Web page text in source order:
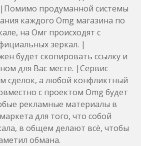
продуманной системы
каждого Omg магазина по
на Омг происходят с
зеркал. |
будет скопировать ссылку и
для Вас месте. |Сервис
сделок, а любой конфликтный
с проектом Omg будет
рекламные материалы в
для того, что собой
в общем делают всё, чтобы
обмана.